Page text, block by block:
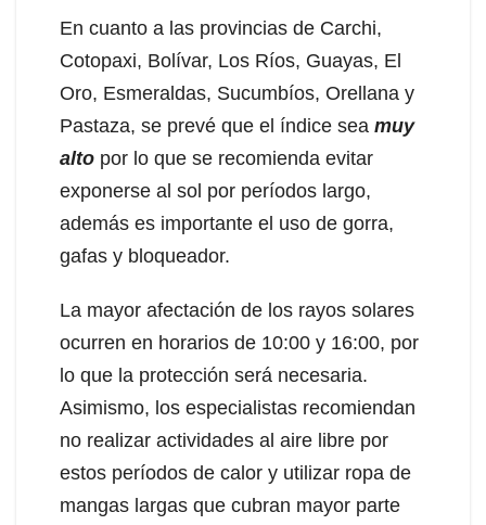
En cuanto a las provincias de Carchi,
Cotopaxi, Bolívar, Los Ríos, Guayas, El
Oro, Esmeraldas, Sucumbíos, Orellana y
Pastaza, se prevé que el índice sea muy
alto por lo que se recomienda evitar
exponerse al sol por períodos largo,
además es importante el uso de gorra,
gafas y bloqueador.
La mayor afectación de los rayos solares
ocurren en horarios de 10:00 y 16:00, por
lo que la protección será necesaria.
Asimismo, los especialistas recomiendan
no realizar actividades al aire libre por
estos períodos de calor y utilizar ropa de
mangas largas que cubran mayor parte